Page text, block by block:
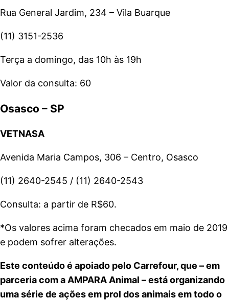
Rua General Jardim, 234 – Vila Buarque
(11) 3151-2536
Terça a domingo, das 10h às 19h
Valor da consulta: 60
Osasco – SP
VETNASA
Avenida Maria Campos, 306 – Centro, Osasco
(11) 2640-2545 / (11) 2640-2543
Consulta: a partir de R$60.
*Os valores acima foram checados em maio de 2019
e podem sofrer alterações.
Este conteúdo é apoiado pelo Carrefour, que – em
parceria com a AMPARA Animal – está organizando
uma série de ações em prol dos animais em todo o